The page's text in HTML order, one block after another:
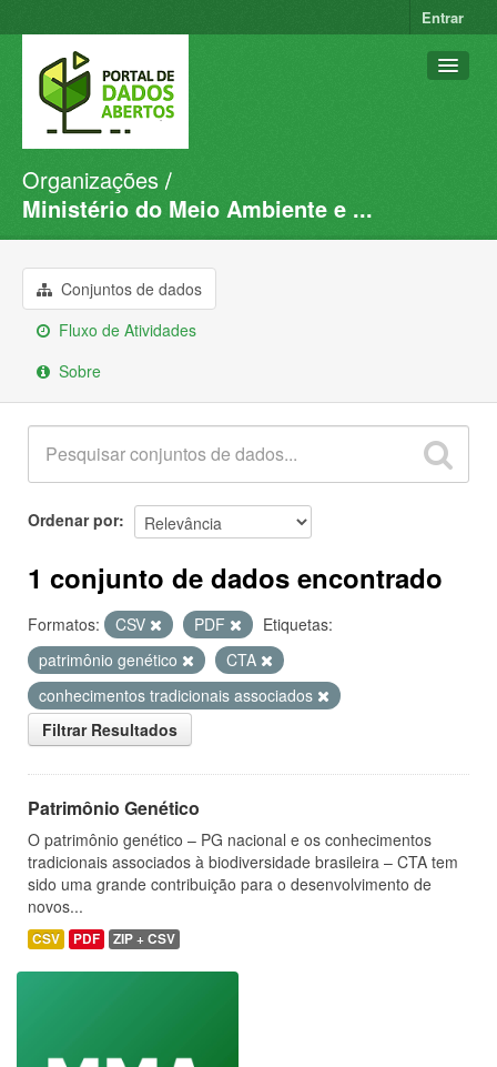
Entrar
Conjuntos de dados
Organizações
Sobre
Organizações
Ministério do Meio Ambiente e ...
Conjuntos de dados
Fluxo de Atividades
Sobre
Ordenar por
1 conjunto de dados encontrado
Formatos: CSV PDF
Etiquetas:
patrimônio genético
CTA
conhecimentos tradicionais associados
Filtrar Resultados
Patrimônio Genético
O patrimônio genético – PG nacional e os conhecimentos
tradicionais associados à biodiversidade brasileira – CTA tem
sido uma grande contribuição para o desenvolvimento de
novos...
CSV PDF ZIP + CSV